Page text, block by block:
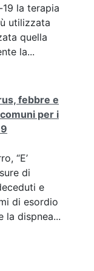
la terapia
utilizzata
quella
la...
febbre e
per i
“E’
di
e
di esordio
la dispnea...